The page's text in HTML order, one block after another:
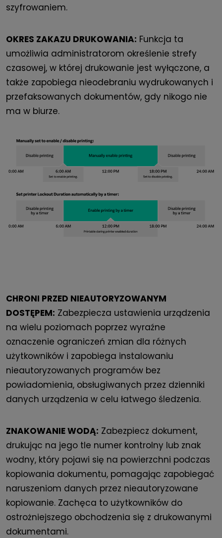
szyfrowaniem.
OKRES ZAKAZU DRUKOWANIA: Funkcja ta
umożliwia administratorom określenie strefy
czasowej, w której drukowanie jest wyłączone, a
także zapobiega nieodebraniu wydrukowanych i
przefaksowanych dokumentów, gdy nikogo nie
ma w biurze.
CHRONI PRZED NIEAUTORYZOWANYM
DOSTĘPEM: Zabezpiecza ustawienia urządzenia
na wielu poziomach poprzez wyraźne
oznaczenie ograniczeń zmian dla różnych
użytkowników i zapobiega instalowaniu
nieautoryzowanych programów bez
powiadomienia, obsługiwanych przez dzienniki
danych urządzenia w celu łatwego śledzenia.
ZNAKOWANIE WODĄ: Zabezpiecz dokument,
drukując na jego tle numer kontrolny lub znak
wodny, który pojawi się na powierzchni podczas
kopiowania dokumentu, pomagając zapobiegać
naruszeniom danych przez nieautoryzowane
kopiowanie. Zachęca to użytkowników do
ostrożniejszego obchodzenia się z drukowanymi
dokumentami.